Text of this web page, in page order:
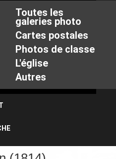
Toutes les
galeries photo
Cartes postales
Photos de classe
L'église
Autres